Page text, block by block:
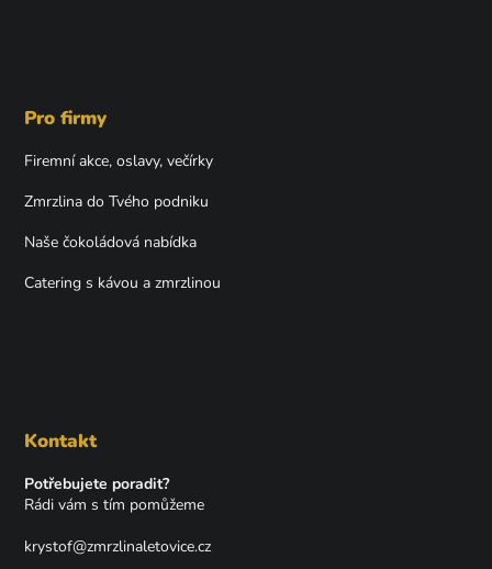
Pro firmy
Firemní akce, oslavy, večírky
Zmrzlina do Tvého podniku
Naše čokoládová nabídka
Catering s kávou a zmrzlinou
Kontakt
Potřebujete poradit?
Rádi vám s tím pomůžeme
krystof@zmrzlinaletovice.cz